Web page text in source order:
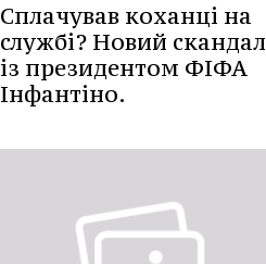
Сплачував коханці на
службі? Новий скандал
із президентом ФІФА
Інфантіно.